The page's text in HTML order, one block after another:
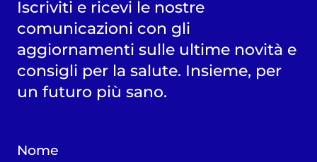
Iscriviti e ricevi le nostre
comunicazioni con gli
aggiornamenti sulle ultime novità e
consigli per la salute. Insieme, per
un futuro più sano.
Nome